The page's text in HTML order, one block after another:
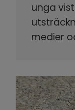
unga
medier